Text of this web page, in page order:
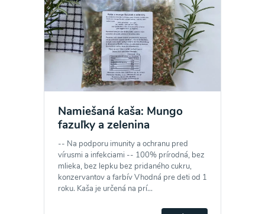
Namiešaná kaša: Mungo
fazuľky a zelenina
-- Na podporu imunity a ochranu pred
vírusmi a infekciami -- 100% prírodná, bez
mlieka, bez lepku bez pridaného cukru,
konzervantov a farbív Vhodná pre deti od 1
roku. Kaša je určená na prí...
Odber noviniek a akcií
Odoslaním registrácie na Newsletter súhlasím so